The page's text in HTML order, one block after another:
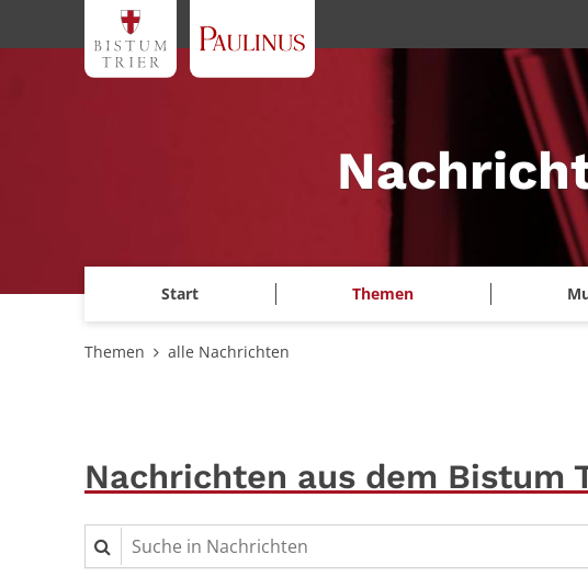
Zum Inhalt springen
Start Themen
Themen alle Nachrichten
Nachrichten aus dem Bistum
Suche in Nachrichten